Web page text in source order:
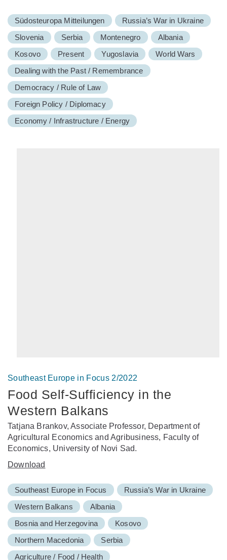
Südosteuropa Mitteilungen
Russia’s War in Ukraine
Slovenia
Serbia Montenegro
Albania
Kosovo
Present Yugoslavia
World Wars
Dealing with the Past / Remembrance
Democracy / Rule of Law
Foreign Policy / Diplomacy
Economy / Infrastructure / Energy
Southeast Europe in Focus 2/2022
Food Self-Sufficiency in the
Western Balkans
Tatjana Brankov, Associate Professor, Department of
Agricultural Economics and Agribusiness, Faculty of
Economics, University of Novi Sad.
Download
Southeast Europe in Focus
Russia’s War in Ukraine
Western Balkans
Albania
Bosnia and Herzegovina
Kosovo
Northern Macedonia
Serbia
Agriculture / Food / Health